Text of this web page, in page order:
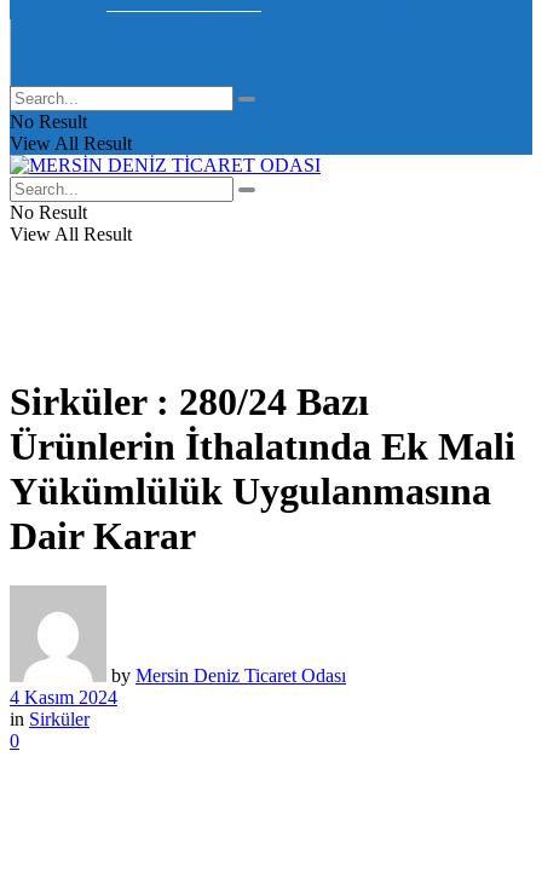
No Result
View All Result
No Result
View All Result
Sirküler : 280/24 Bazı
Ürünlerin İthalatında Ek Mali
Yükümlülük Uygulanmasına
Dair Karar
by Mersin Deniz Ticaret Odası
4 Kasım 2024
in Sirküler
0